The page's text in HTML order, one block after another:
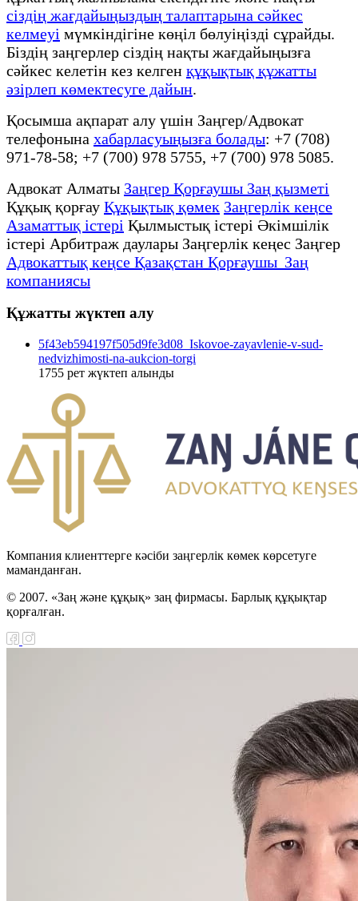
сіздің жағдайыңыздың талаптарына сәйкес
келмеуі мүмкіндігіне көңіл бөлуіңізді сұрайды.
Біздің заңгерлер сіздің нақты жағдайыңызға
сәйкес келетін кез келген құқықтық құжатты
әзірлеп көмектесуге дайын.
Қосымша ақпарат алу үшін Заңгер/Адвокат
телефонына хабарласуыңызға болады: +7 (708)
971-78-58; +7 (700) 978 5755, +7 (700) 978 5085.
Адвокат Алматы Заңгер Қорғаушы Заң қызметі
Құқық қорғау Құқықтық қөмек Заңгерлік кеңсе
Азаматтық істері Қылмыстық істері Әкімшілік
істері Арбитраж даулары Заңгерлік кеңес Заңгер
Адвокаттық кеңсе Қазақстан Қорғаушы Заң
компаниясы
Құжатты жүктеп алу
5f43eb594197f505d9fe3d08_Iskovoe-zayavlenie-v-sud-
nedvizhimosti-na-aukcion-torgi
1755 рет жүктеп алынды
Компания клиенттерге кәсіби заңгерлік көмек көрсетуге
маманданған.
© 2007. «Заң және құқық» заң фирмасы. Барлық құқықтар
қорғалған.